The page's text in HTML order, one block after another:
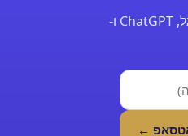
השאר את הפרטים ונחזור אליך תוך 24 שעות עם דוח אמיתי על הנוכחות שלך בגוגל, ChatGPT ו-
←